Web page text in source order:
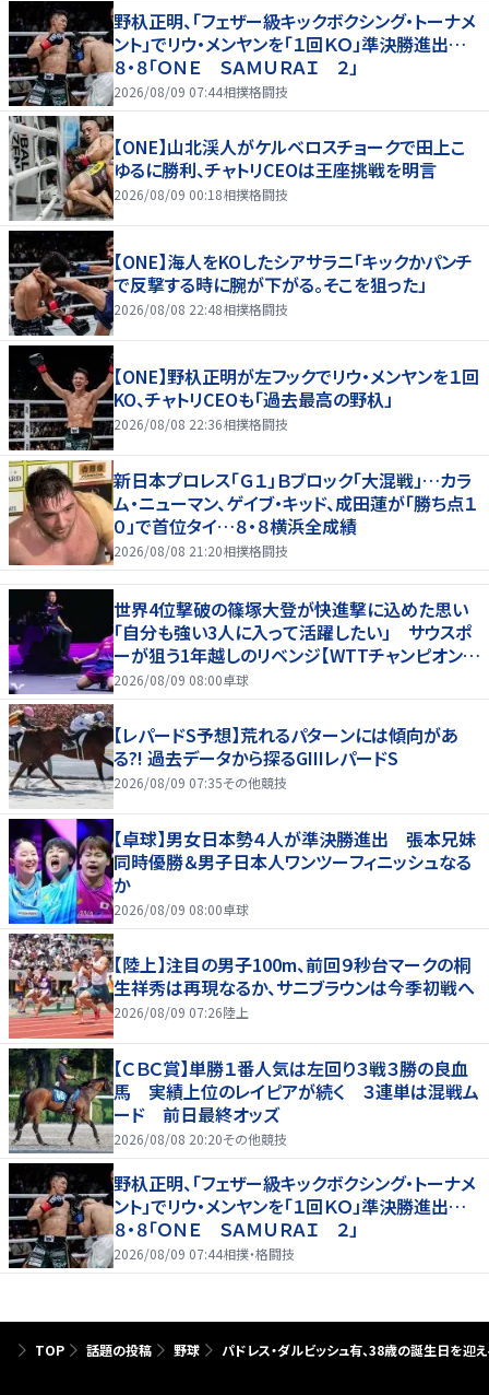
野杁正明、「フェザー級キックボクシング・トーナメ
ント」でリウ・メンヤンを「１回ＫＯ」準決勝進出…
８・８「ＯＮＥ ＳＡＭＵＲＡＩ ２」
2026/08/09 07:44相撲格闘技
【ONE】山北渓人がケルベロスチョークで田上こ
ゆるに勝利、チャトリCEOは王座挑戦を明言
2026/08/09 00:18相撲格闘技
【ONE】海人をKOしたシアサラニ「キックかパンチ
で反撃する時に腕が下がる。そこを狙った」
2026/08/08 22:48相撲格闘技
【ONE】野杁正明が左フックでリウ・メンヤンを１回
KO、チャトリCEOも「過去最高の野杁」
2026/08/08 22:36相撲格闘技
新日本プロレス「Ｇ１」Ｂブロック「大混戦」…カラ
ム・ニューマン、ゲイブ・キッド、成田蓮が「勝ち点１
０」で首位タイ…８・８横浜全成績
2026/08/08 21:20相撲格闘技
世界4位撃破の篠塚大登が快進撃に込めた思い
「自分も強い3人に入って活躍したい」 サウスポ
ーが狙う1年越しのリベンジ【WTTチャンピオンズ
横浜2026】
2026/08/09 08:00卓球
【レパードS予想】荒れるパターンには傾向があ
る?! 過去データから探るGIIIレパードS
2026/08/09 07:35その他競技
【卓球】男女日本勢４人が準決勝進出 張本兄妹
同時優勝＆男子日本人ワンツーフィニッシュなる
か
2026/08/09 08:00卓球
【陸上】注目の男子100m、前回９秒台マークの桐
生祥秀は再現なるか、サニブラウンは今季初戦へ
2026/08/09 07:26陸上
【ＣＢＣ賞】単勝１番人気は左回り３戦３勝の良血
馬 実績上位のレイピアが続く ３連単は混戦ム
ード 前日最終オッズ
2026/08/08 20:20その他競技
野杁正明、「フェザー級キックボクシング・トーナメ
ント」でリウ・メンヤンを「１回ＫＯ」準決勝進出…
８・８「ＯＮＥ ＳＡＭＵＲＡＩ ２」
2026/08/09 07:44相撲・格闘技
TOP 話題の投稿 野球 パドレス・ダルビッシュ有、38歳の誕生日を迎え